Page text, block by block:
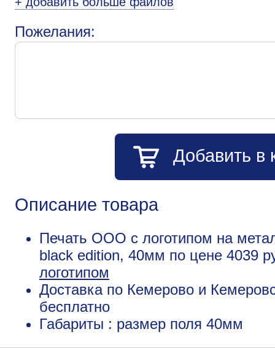
Пожелания:
Добавить в
Описание товара
Печать ООО с логотипом на
black edition, 40мм по цене 4039
логотипом
Доставка по Кемерово и
бесплатно
Габариты : размер поля 40мм